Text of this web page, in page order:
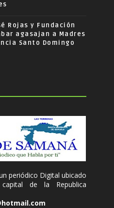
Rojas y Fundación
agasajan a Madres
Santo Domingo
periódico Digital ubicado
de la Republica